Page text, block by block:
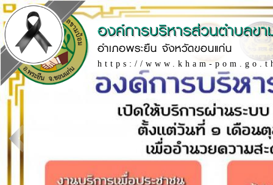
องค์การบริหารส่วนตำบลข
อำเภอพระยืน จังหวัดขอนแก่น
https://www.kham-